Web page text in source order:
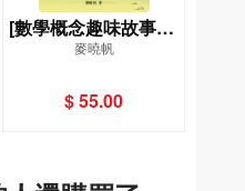
[數學概念趣味故事集]
(1)新新的玩具大冒險
麥曉帆
$ 55.00